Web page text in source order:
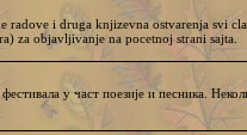
i druga knjizevna ostvarenja svi
za objavljivanje na pocetnoj strani sajta.
у част поезије и песника.